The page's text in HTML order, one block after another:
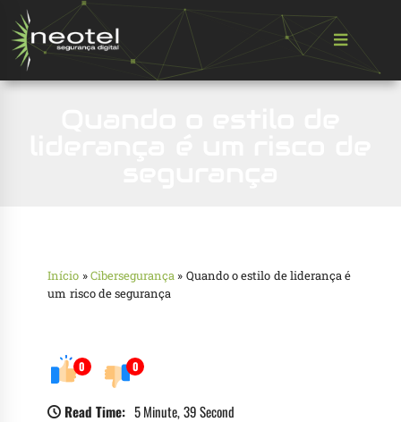
Início »Cibersegurança » Quando o estilo de liderança é
um risco de segurança
0 0
Read Time: 5 Minute, 39 Second